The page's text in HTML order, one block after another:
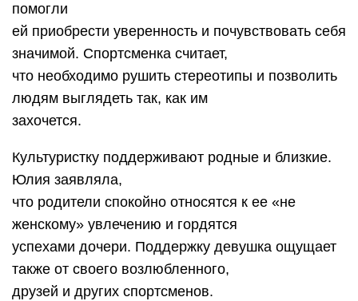
помогли
ей приобрести уверенность и почувствовать себя
значимой. Спортсменка считает,
что необходимо рушить стереотипы и позволить
людям выглядеть так, как им
захочется.
Культуристку поддерживают родные и близкие.
Юлия заявляла,
что родители спокойно относятся к ее «не
женскому» увлечению и гордятся
успехами дочери. Поддержку девушка ощущает
также от своего возлюбленного,
друзей и других спортсменов.